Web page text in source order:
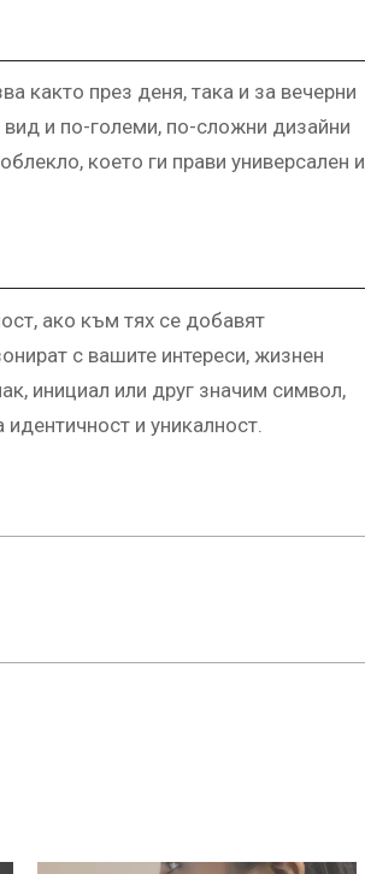
както през деня, така и за вечерни
и по-големи, по-сложни дизайни
което ги прави универсален и
ако към тях се добавят
с вашите интереси, жизнен
инициал или друг значим символ,
и уникалност.